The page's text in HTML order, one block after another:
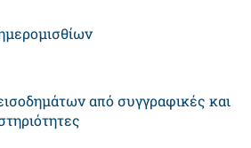
από συγγραφικές και